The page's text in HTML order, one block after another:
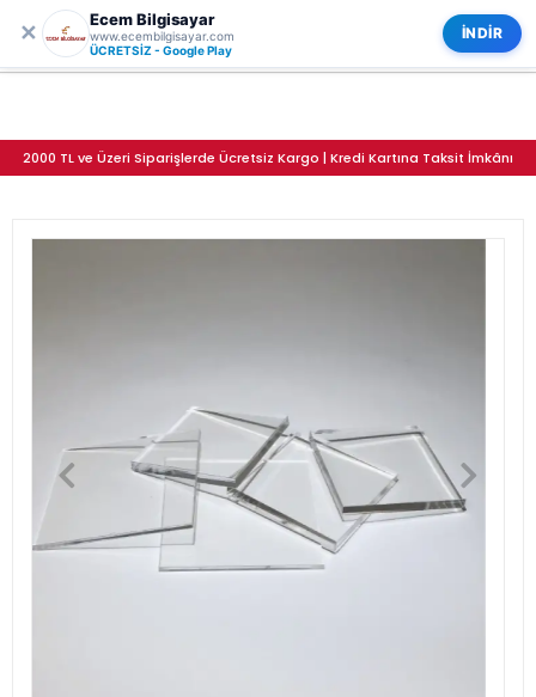
✕
Ecem Bilgisayar
www.ecembilgisayar.com
ÜCRETSİZ - Google Play
İNDİR
2000 TL ve Üzeri Siparişlerde Ücretsiz Kargo | Kredi Kartına Taksit İmkânı
0
Kategoriler